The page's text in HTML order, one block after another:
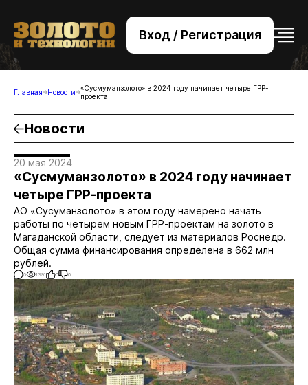
Вход / Регистрация
+7 (495) 221-76-32
bsv@zolteh.ru
Главная Новости
«Сусмуманзолото» в 2024 году начинает четыре ГРР-
проекта
Новости
20 мая 2024
«Сусмуманзолото» в 2024 году начинает
четыре ГРР-проекта
АО «Сусуманзолото» в этом году намерено начать
работы по четырем новым ГРР-проектам на золото в
Магаданской области, следует из материалов Роснедр.
Общая сумма финансирования определена в 662 млн
рублей.
0 1391 0 0